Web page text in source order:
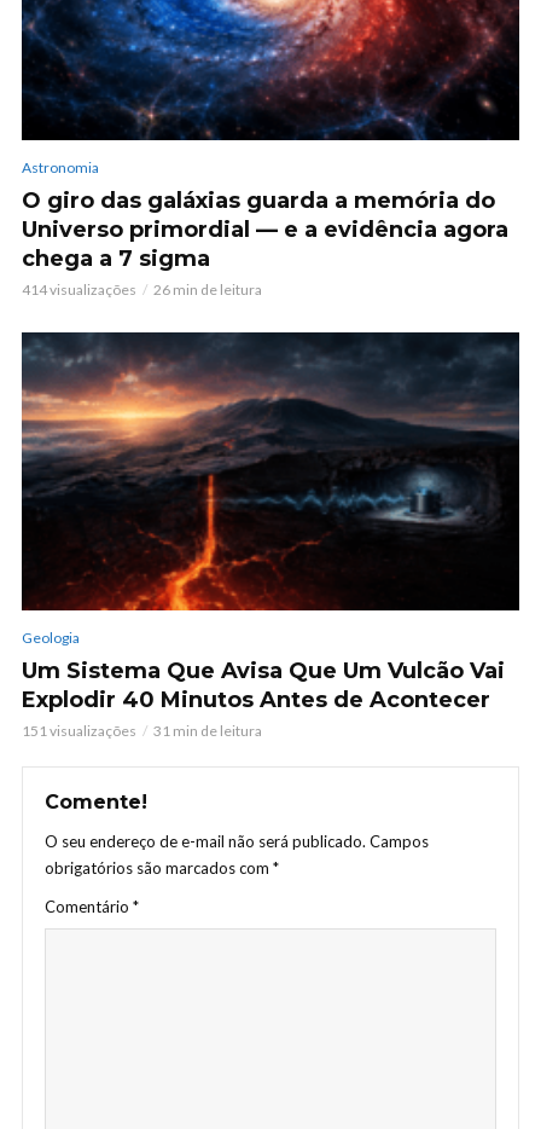
Astronomia
O giro das galáxias guarda a memória do
Universo primordial — e a evidência agora
chega a 7 sigma
414 visualizações 26 min de leitura
Geologia
Um Sistema Que Avisa Que Um Vulcão Vai
Explodir 40 Minutos Antes de Acontecer
151 visualizações 31 min de leitura
Comente!
O seu endereço de e-mail não será publicado. Campos
obrigatórios são marcados com *
Comentário *